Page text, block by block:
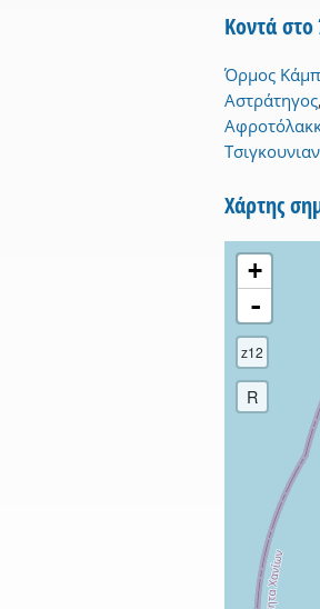
Κοντά
Όρμος
Αστράτηγος,
Χάρτης
+
-
z12
R